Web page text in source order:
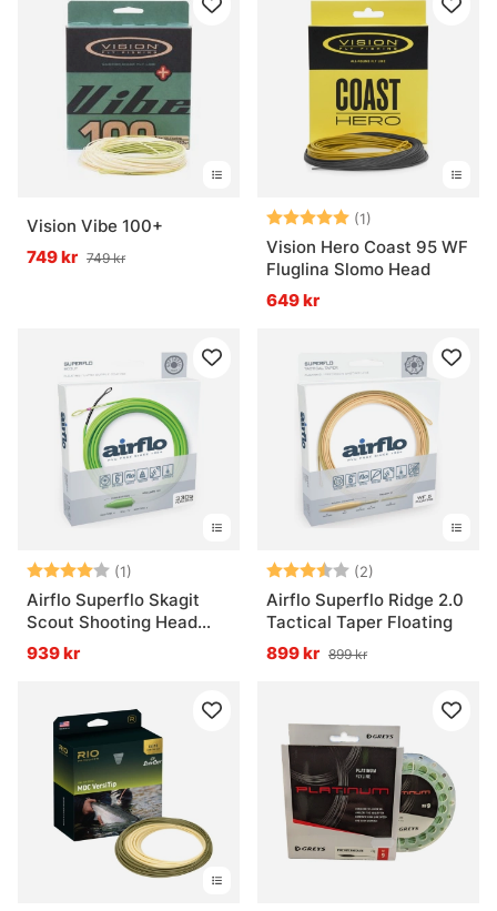
Vision Vibe 100+
749 kr 749 kr
Betyg: (1)
Vision Hero Coast 95 WF
Fluglina Slomo Head
649 kr
Betyg: (1)
4.0 utav 5 stjärnor
Airflo Superflo Skagit
Scout Shooting Head
Floating
939 kr
Betyg: (2)
Airflo Superflo Ridge 2.0
Tactical Taper Floating
899 kr 899 kr